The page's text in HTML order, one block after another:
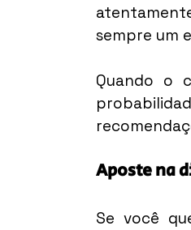
sempre um
Quando o
Aposte na
Se você